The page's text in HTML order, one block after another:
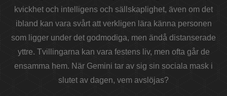
kvickhet och intelligens och sällskaplighet, även om det
ibland kan vara svårt att verkligen lära känna personen
som ligger under det godmodiga, men ändå distanserade
yttre. Tvillingarna kan vara festens liv, men ofta går de
ensamma hem. När Gemini tar av sig sin sociala mask i
slutet av dagen, vem avslöjas?